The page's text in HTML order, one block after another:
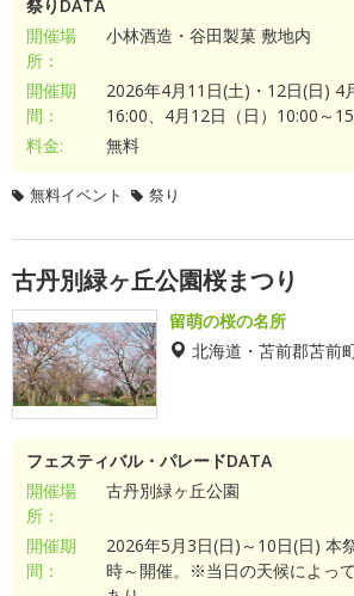
祭りDATA
開催場
所：
小林酒造・谷田製菓 敷地内
開催期
間：
2026年4月11日(土)・12日(日) 4
16:00、4月12日（日）10:00～
料金:
無料
無料イベント 祭り
古丹別緑ヶ丘公園桜まつり
留萌の桜の名所
北海道・苫前郡苫前
フェスティバル・パレードDATA
開催場
所：
古丹別緑ヶ丘公園
開催期
間：
2026年5月3日(日)～10日(日) 本
時～開催。※当日の天候によっ